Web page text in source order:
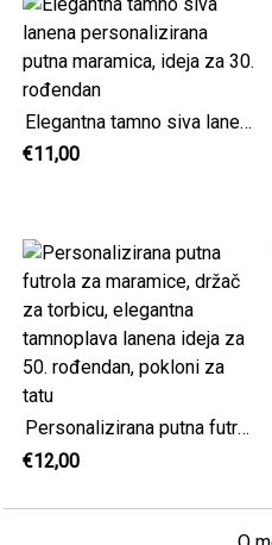
Elegantna tamno siva lanena personalizirana putna maramica, ideja za 30. rođendan
€11,00
Personalizirana putna futrola za maramice, držač za torbicu, elegantna tamnoplava lanena ideja za 50. rođendan, pokloni za tatu
€12,00